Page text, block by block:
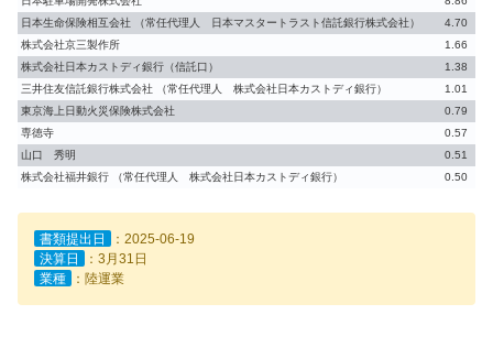
日本生命保険相互会社 （常任代理人 日本マスタートラスト信託銀行株式会社）
4.70
株式会社京三製作所
1.66
株式会社日本カストディ銀行（信託口）
1.38
三井住友信託銀行株式会社 （常任代理人 株式会社日本カストディ銀行）
1.01
東京海上日動火災保険株式会社
0.79
専徳寺
0.57
山口 秀明
0.51
株式会社福井銀行 （常任代理人 株式会社日本カストディ銀行）
0.50
書類提出日
：2025-06-19
決算日
：3月31日
業種
：陸運業